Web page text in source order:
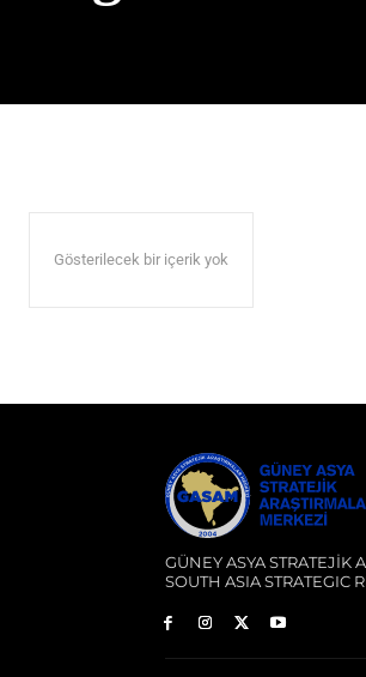
Gösterilecek bir içerik yok
GÜNEY ASYA STRATEJİK
SOUTH ASIA STRATEGIC